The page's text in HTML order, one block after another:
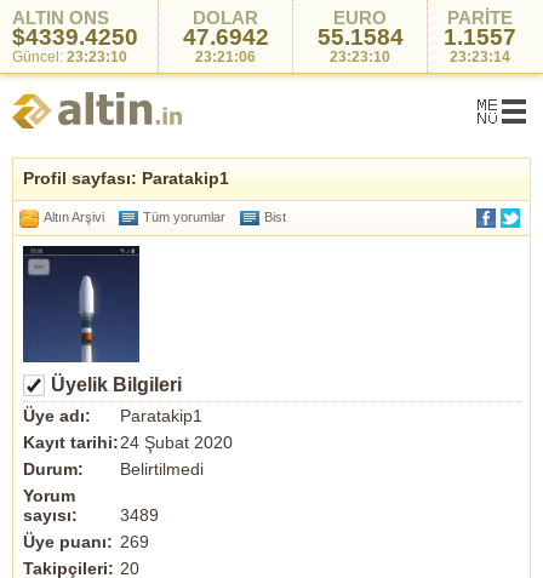
ALTIN ONS
$4339.4250
Güncel: 23:23:10
DOLAR
47.6942
23:21:06
EURO
55.1584
23:23:10
PARİTE
1.1557
23:23:14
Profil sayfası: Paratakip1
Altın Arşivi Tüm yorumlar Bist
Üyelik Bilgileri
Üye adı:
Paratakip1
Kayıt tarihi:24 Şubat 2020
Durum:
Belirtilmedi
Yorum
sayısı:
3489
Üye puanı: 269
Takipçileri: 20